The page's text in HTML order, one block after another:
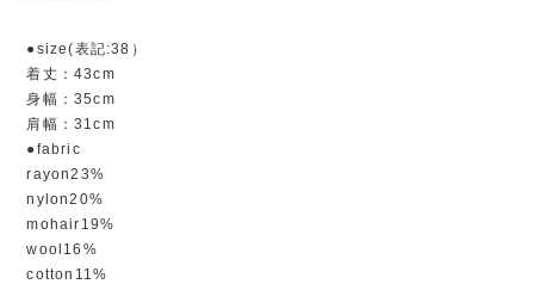
●size(表記:38）
着丈：43cm
身幅：35cm
肩幅：31cm
●fabric
rayon23%
nylon20%
mohair19%
wool16%
cotton11%